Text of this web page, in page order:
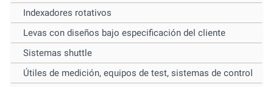
Indexadores rotativos
Levas con diseños bajo especificación del cliente
Sistemas shuttle
Útiles de medición, equipos de test, sistemas de control